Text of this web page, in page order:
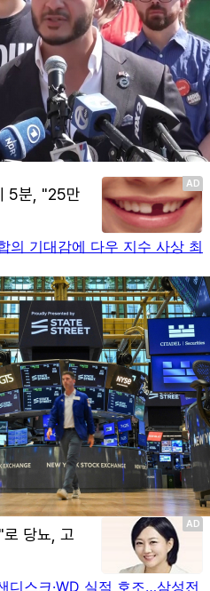
의 기대감에 다우 지수 사상 최
디스크·WD 실적 호조…삼성전